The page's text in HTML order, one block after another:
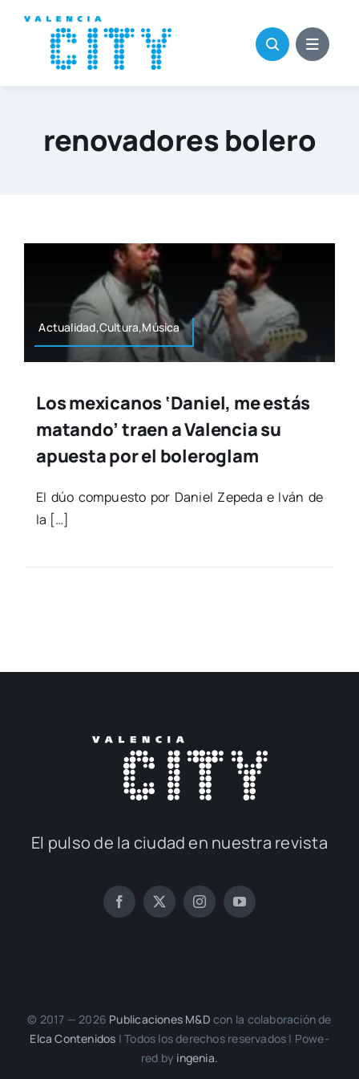
contenido
renovadores bolero
Actualidad,Cultura,Música
Los mexicanos ‘Daniel, me estás
matando’ traen a Valencia su
apuesta por el boleroglam
El dúo com­pues­to por Daniel Zepe­da e Iván de
la […]
El pul­so de la ciu­dad en nues­tra revis­ta
© 2017 — 2026 Publi­ca­cio­nes M&D con la cola­bo­ra­ción de
Elca Con­te­ni­dos | Todos los dere­chos reser­va­dos | Powe­
red by inge­nia.